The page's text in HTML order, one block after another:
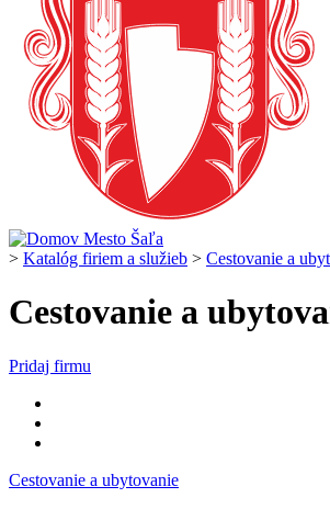
> Katalóg firiem a služieb > Cestovanie a
Cestovanie a
Pridaj firmu
Cestovanie a ubytovanie